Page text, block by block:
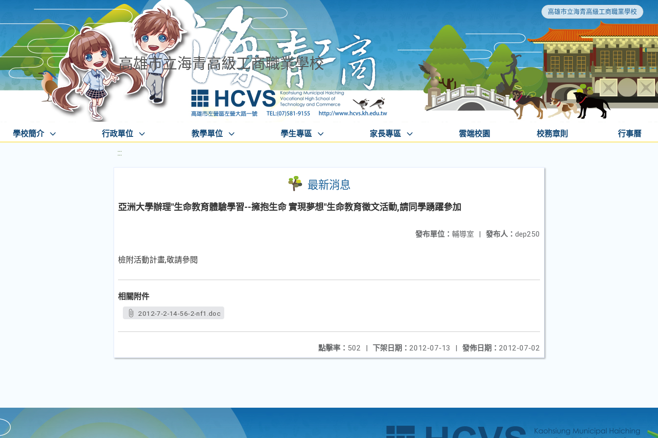
高雄市立海青高級工商職業學校
高雄市立海青高級工商職業學校
學校簡介 行政單位 教學單位 學生專區 家長專區 雲端校園 校務章則 行事曆
:::
最新消息
亞洲大學辦理"生命教育體驗學習--擁抱生命 實現夢想"生命教育徵文活動,請同學踴躍參加
發布人： dep250
發布單位： 輔導室 |
檢附活動計畫,敬請參閱
相關附件
2012-7-2-14-56-2-nf1.doc
發佈日期： 2012-07-02
下架日期： 2012-07-13 |
點擊率： 502 |